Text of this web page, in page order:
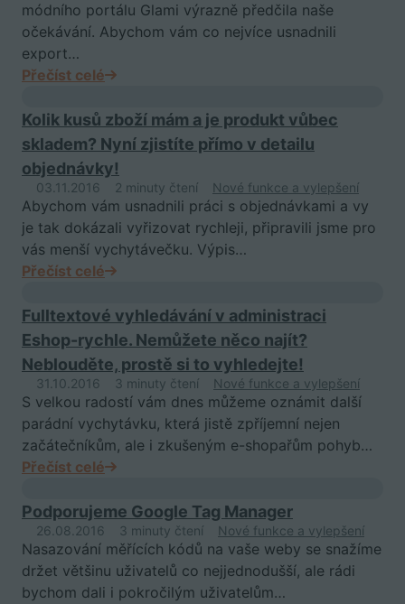
módního portálu Glami výrazně předčila naše
očekávání. Abychom vám co nejvíce usnadnili
export…
Přečíst celé
Kolik kusů zboží mám a je produkt vůbec
skladem? Nyní zjistíte přímo v detailu
objednávky!
03.11.2016 2 minuty čtení Nové funkce a vylepšení
Abychom vám usnadnili práci s objednávkami a vy
je tak dokázali vyřizovat rychleji, připravili jsme pro
vás menší vychytávečku. Výpis…
Přečíst celé
Fulltextové vyhledávání v administraci
Eshop-rychle. Nemůžete něco najít?
Neblouděte, prostě si to vyhledejte!
31.10.2016 3 minuty čtení Nové funkce a vylepšení
S velkou radostí vám dnes můžeme oznámit další
parádní vychytávku, která jistě zpříjemní nejen
začátečníkům, ale i zkušeným e-shopařům pohyb…
Přečíst celé
Podporujeme Google Tag Manager
26.08.2016 3 minuty čtení Nové funkce a vylepšení
Nasazování měřících kódů na vaše weby se snažíme
držet většinu uživatelů co nejjednodušší, ale rádi
bychom dali i pokročilým uživatelům…